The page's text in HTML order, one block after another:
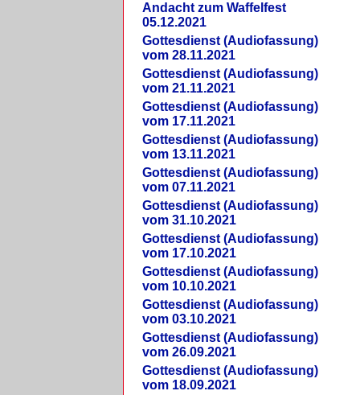
Andacht zum Waffelfest
05.12.2021
Gottesdienst (Audiofassung)
vom 28.11.2021
Gottesdienst (Audiofassung)
vom 21.11.2021
Gottesdienst (Audiofassung)
vom 17.11.2021
Gottesdienst (Audiofassung)
vom 13.11.2021
Gottesdienst (Audiofassung)
vom 07.11.2021
Gottesdienst (Audiofassung)
vom 31.10.2021
Gottesdienst (Audiofassung)
vom 17.10.2021
Gottesdienst (Audiofassung)
vom 10.10.2021
Gottesdienst (Audiofassung)
vom 03.10.2021
Gottesdienst (Audiofassung)
vom 26.09.2021
Gottesdienst (Audiofassung)
vom 18.09.2021